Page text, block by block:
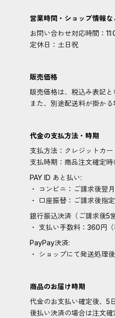
営業時間・ショップ情報な
お問い合わせ対応時間：
定休日：土日祝
販売価格
販売価格は、税込み表記と
また、別途配送料が掛か
代金の支払方法・時期
支払方法：クレジットカー
支払時期：商品注文確定時
PAY ID あと払い:
・ コンビニ：ご請求後翌
・ 口座振替：ご請求後指
銀行振込決済（ご請求後5
・ 支払い手数料：360円（
PayPay決済:
・ ショップにて発送処理
商品のお届け時期
代金のお支払い確定後、5
後払い決済の場合は注文確